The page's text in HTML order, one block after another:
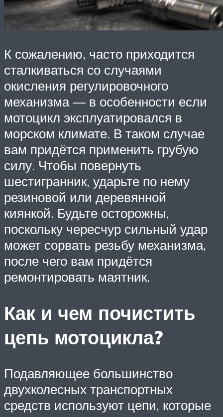
К сожалению, часто приходится
сталкиваться со случаями
окисления регулировочного
механизма — в особенности если
мотоцикл эксплуатировался в
морском климате. В таком случае
вам придётся применить грубую
силу. Чтобы повернуть
шестигранник, ударьте по нему
резиновой или деревянной
киянкой. Будьте осторожны,
поскольку чересчур сильный удар
может сорвать резьбу механизма,
после чего вам придётся
ремонтировать маятник.
Как и чем почистить
цепь мотоцикла?
Подавляющее большинство
двухколесных транспортных
средств используют цепи, которые